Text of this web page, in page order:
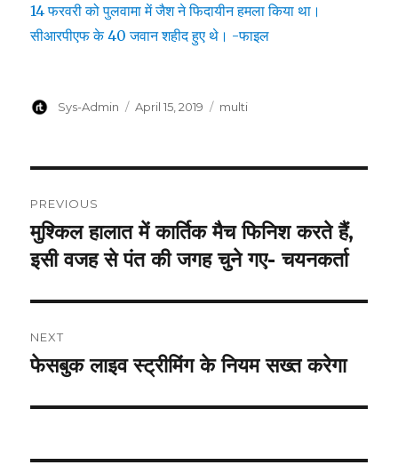
14 फरवरी को पुलवामा में जैश ने फिदायीन हमला किया था।
सीआरपीएफ के 40 जवान शहीद हुए थे। -फाइल
Author
Sys-Admin
Posted
April 15, 2019 Categories
multi
navigation
PREVIOUS
Previous
post:
मुश्किल हालात में कार्तिक मैच फिनिश करते हैं,
इसी वजह से पंत की जगह चुने गए- चयनकर्ता
NEXT
Next
फेसबुक लाइव स्ट्रीमिंग के नियम सख्त करेगा